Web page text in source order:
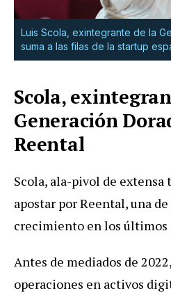
Luis Scola, exintegrante de la
suma a las filas de la startup
Scola,
Generación
Reental
Scola, ala-pivol de
apostar por Reental, una
crecimiento en los últimos
Antes de mediados de
operaciones en activos